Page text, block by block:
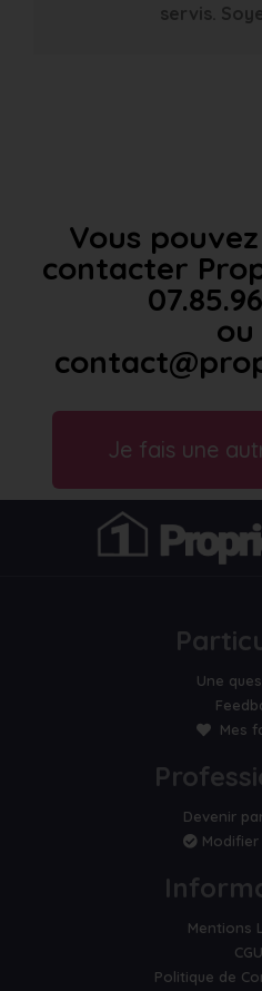
servis.
Vous
contacter
ou
Je fais une
Une
Mes
Devenir
Modifier
Mentions
CGU
Politique de